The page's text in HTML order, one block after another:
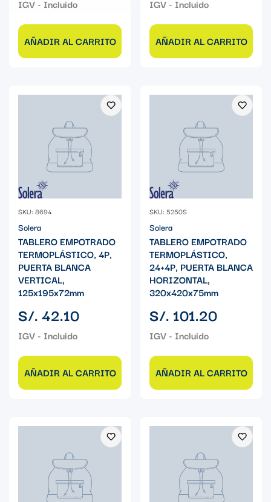
AÑADIR AL CARRITO AÑADIR AL CARRITO
SKU: 8694
Solera
TABLERO EMPOTRADO
TERMOPLÁSTICO, 4P,
PUERTA BLANCA
VERTICAL,
125x195x72mm
Precio
regular
S/. 42.10
AÑADIR AL CARRITO
SKU: 5250S
Solera
TABLERO EMPOTRADO
TERMOPLÁSTICO,
24+4P, PUERTA BLANCA
HORIZONTAL,
320x420x75mm
Precio
regular
S/. 101.20
AÑADIR AL CARRITO